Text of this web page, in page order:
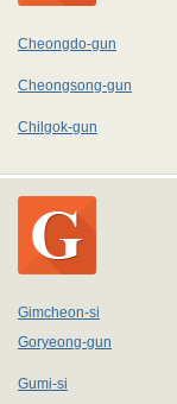
Cheongdo-gun
Cheongsong-gun
Chilgok-gun
Gimcheon-si
Goryeong-gun
Gumi-si